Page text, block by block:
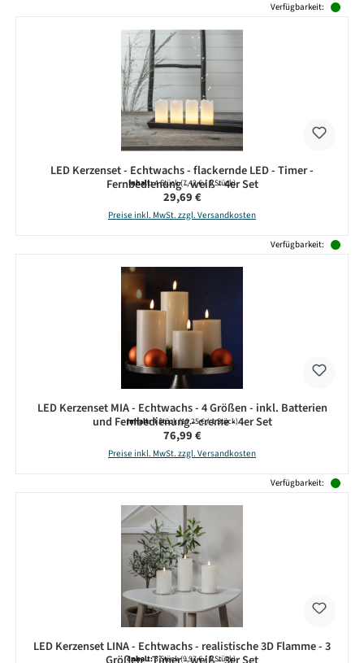
Verfügbarkeit:
LED Kerzenset - Echtwachs - flackernde LED - Timer -
Fernbedienung - weiß - 4er Set
Inhalt:4 Stück(7,42 € / 1 Stück)
Regulärer Preis:
29,69 €
Preise inkl. MwSt. zzgl. Versandkosten
Verfügbarkeit:
LED Kerzenset MIA - Echtwachs - 4 Größen - inkl. Batterien
und Fernbedienung - creme - 4er Set
Inhalt:4 Stück(19,25 € / 1 Stück)
Regulärer Preis:
76,99 €
Preise inkl. MwSt. zzgl. Versandkosten
Verfügbarkeit:
LED Kerzenset LINA - Echtwachs - realistische 3D Flamme - 3
Inhalt:3 Stück(9,97 € / 1 Stück)